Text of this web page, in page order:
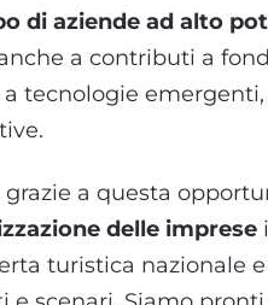
di aziende ad alto
a contributi a
tecnologie
grazie a questa
delle imprese
turistica nazionale